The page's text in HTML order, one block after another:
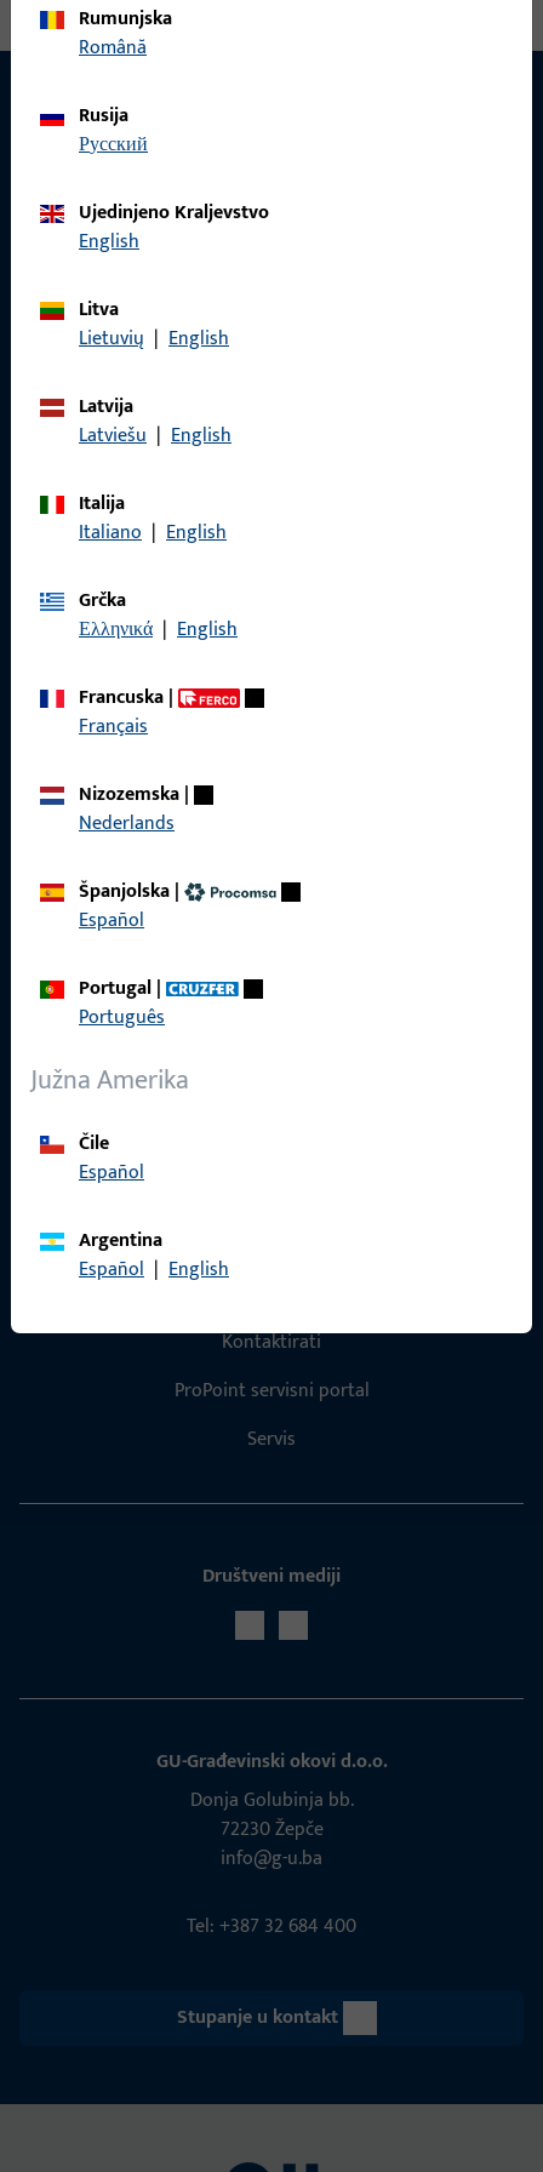
KONTAKT
Rado ćemo vam pomoći!
Imate li pitanja ili želite osobno savjetovanje?
Tu smo za vas – brzo, kompetentno i pouzdano.
Rumunjska
Română
Rusija
русский
Ujedinjeno Kraljevstvo
English
Litva
Lietuvių | English
Latvija
Latviešu | English
Italija
Italiano | English
Grčka
Ελληνικά | English
Francuska|
Français
Nizozemska|
Nederlands
Španjolska|
Español
Portugal|
Português
Južna Amerika
Čile
Español
Argentina
Español | English
Zaštita podataka
Brzi pristup
O nama
Kontaktirati
ProPoint servisni portal
Servis
Društveni mediji
GU-Građevinski okovi d.o.o.
Donja Golubinja bb.
72230 Žepče
info@g-u.ba
Tel: +387 32 684 400
Stupanje u kontakt